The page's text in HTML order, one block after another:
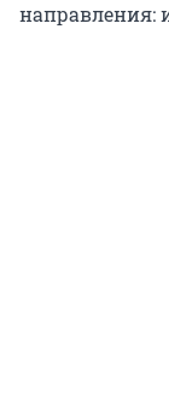
направления: